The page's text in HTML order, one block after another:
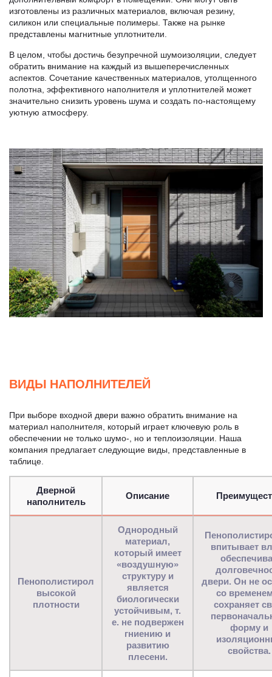
изготовлены из различных материалов, включая резину,
силикон или специальные полимеры. Также на рынке
представлены магнитные уплотнители.
В целом, чтобы достичь безупречной шумоизоляции, следует
обратить внимание на каждый из вышеперечисленных
аспектов. Сочетание качественных материалов, утолщенного
полотна, эффективного наполнителя и уплотнителей может
значительно снизить уровень шума и создать по-настоящему
уютную атмосферу.
ВИДЫ НАПОЛНИТЕЛЕЙ
При выборе входной двери важно обратить внимание на
материал наполнителя, который играет ключевую роль в
обеспечении не только шумо-, но и теплоизоляции. Наша
компания предлагает следующие виды, представленные в
таблице.
Дверной
наполнитель
Описание
Пенополистирол
высокой
плотности
Однородный
материал,
который имеет
«воздушную»
структуру и
является
биологически
устойчивым, т.
е. не подвержен
гниению и
развитию
плесени.
впитывает
двери. Он не
со
сохраняет
форму и
свойства.